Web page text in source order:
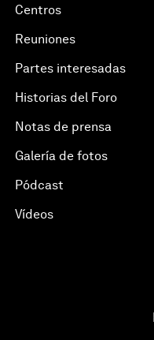
Centros
Reuniones
Partes interesadas
Historias del Foro
Notas de prensa
Galería de fotos
Pódcast
Vídeos